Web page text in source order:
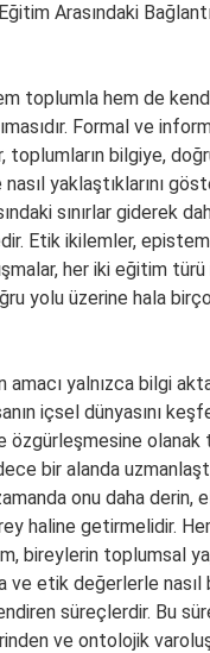
Arasındaki
toplumla hem de
Formal ve
toplumların bilgiye,
yaklaştıklarını
sınırlar giderek
Etik ikilemler,
her iki eğitim
yolu üzerine hala
amacı yalnızca bilgi
içsel dünyasını
özgürleşmesine olanak
bir alanda
onu daha derin,
haline getirmelidir.
bireylerin toplumsal
ve etik değerlerle nasıl
süreçlerdir. Bu
ve ontolojik